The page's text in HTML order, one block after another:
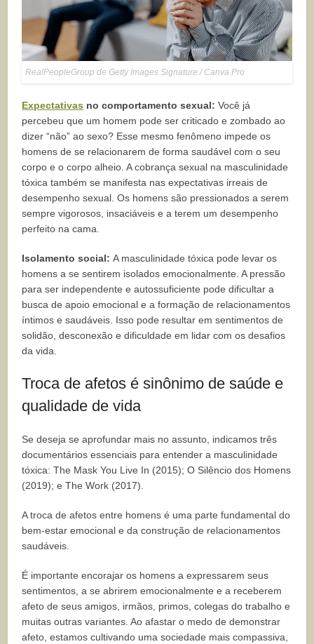
RealPeopleGroup de Getty Images Signature / Canva Pro
Expectativas no comportamento sexual: Você já
percebeu que um homem pode ser criticado e zombado ao
dizer “não” ao sexo? Esse mesmo fenômeno impede os
homens de se relacionarem de forma saudável com o seu
corpo e o corpo alheio. A cobrança sexual na masculinidade
tóxica também se manifesta nas expectativas irreais de
desempenho sexual. Os homens são pressionados a serem
sempre vigorosos, insaciáveis e a terem um desempenho
perfeito na cama.
Isolamento social:A masculinidade tóxica pode levar os
homens a se sentirem isolados emocionalmente. A pressão
para ser independente e autossuficiente pode dificultar a
busca de apoio emocional e a formação de relacionamentos
íntimos e saudáveis. Isso pode resultar em sentimentos de
solidão, desconexão e dificuldade em lidar com os desafios
da vida.
Troca de afetos é sinônimo de saúde e
qualidade de vida
Se deseja se aprofundar mais no assunto, indicamos três
documentários essenciais para entender a masculinidade
tóxica: The Mask You Live In (2015); O Silêncio dos Homens
(2019); e The Work (2017).
A troca de afetos entre homens é uma parte fundamental do
bem-estar emocional e da construção de relacionamentos
saudáveis.
É importante encorajar os homens a expressarem seus
sentimentos, a se abrirem emocionalmente e a receberem
afeto de seus amigos, irmãos, primos, colegas do trabalho e
muitas outras variantes. Ao afastar o medo de demonstrar
afeto, estamos cultivando uma sociedade mais compassiva,